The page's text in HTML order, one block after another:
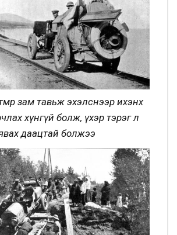
зам тавьж эхэлснээр ихэнх
хүнгүй болж, үхэр тэрэг л
даацтай болжээ